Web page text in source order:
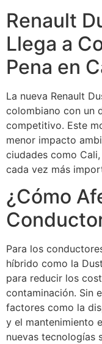
Renault
Llega a
Pena en
La nueva Renault
colombiano con un
competitivo. Este
menor impacto
ciudades como
cada vez más
¿Cómo
Para los
híbrido como la
para reducir los
contaminación. Sin
factores como la
y el mantenimiento
nuevas tecnologías